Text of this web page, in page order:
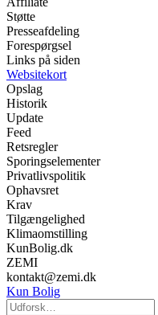
Støtte
Presseafdeling
Forespørgsel
Links på siden
Websitekort
Opslag
Historik
Update
Feed
Retsregler
Sporingselementer
Privatlivspolitik
Ophavsret
Krav
Tilgængelighed
Klimaomstilling
KunBolig.dk
ZEMI
kontakt@zemi.dk
Kun Bolig